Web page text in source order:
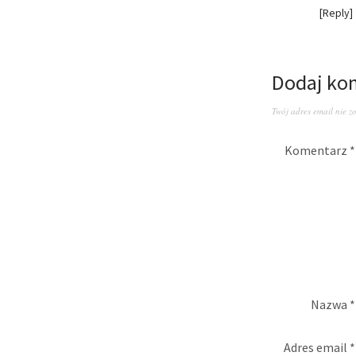
Reply
Dodaj
Twój adres email nie
Komentarz *
Nazwa *
Adres email *